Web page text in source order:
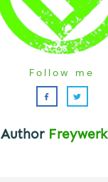
Follow me